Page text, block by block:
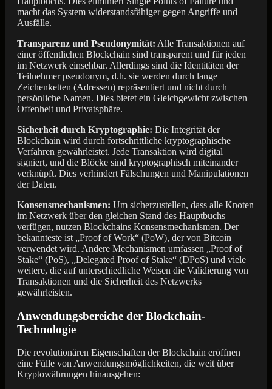
macht das System widerstandsfähiger gegen Angriffe und
Ausfälle.
Transparenz und Pseudonymität: Alle Transaktionen auf
einer öffentlichen Blockchain sind transparent und für jeden
im Netzwerk einsehbar. Allerdings sind die Identitäten der
Teilnehmer pseudonym, d.h. sie werden durch lange
Zeichenketten (Adressen) repräsentiert und nicht durch
persönliche Namen. Dies bietet ein Gleichgewicht zwischen
Offenheit und Privatsphäre.
Sicherheit durch Kryptographie: Die Integrität der
Blockchain wird durch fortschrittliche kryptographische
Verfahren gewährleistet. Jede Transaktion wird digital
signiert, und die Blöcke sind kryptographisch miteinander
verknüpft. Dies verhindert Fälschungen und Manipulationen
der Daten.
Konsensmechanismen: Um sicherzustellen, dass alle Knoten
im Netzwerk über den gleichen Stand des Hauptbuchs
verfügen, nutzen Blockchains Konsensmechanismen. Der
bekannteste ist „Proof of Work“ (PoW), der von Bitcoin
verwendet wird. Andere Mechanismen umfassen „Proof of
Stake“ (PoS), „Delegated Proof of Stake“ (DPoS) und viele
weitere, die auf unterschiedliche Weisen die Validierung von
Transaktionen und die Sicherheit des Netzwerks
gewährleisten.
Anwendungsbereiche der Blockchain-
Technologie
Die revolutionären Eigenschaften der Blockchain eröffnen
eine Fülle von Anwendungsmöglichkeiten, die weit über
Kryptowährungen hinausgehen: